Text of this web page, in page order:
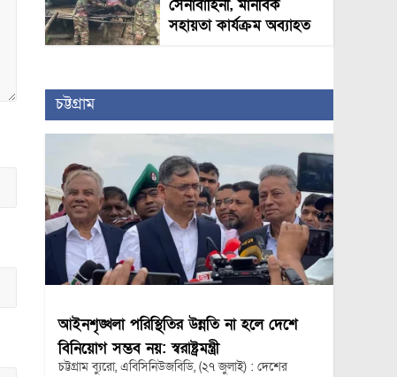
সেনাবাহিনী, মানবিক
সহায়তা কার্যক্রম অব্যাহত
চট্টগ্রাম
আইনশৃঙ্খলা পরিস্থিতির উন্নতি না হলে দেশে
বিনিয়োগ সম্ভব নয়: স্বরাষ্ট্রমন্ত্রী
চট্টগ্রাম ব্যুরো, এবিসিনিউজবিডি, (২৭ জুলাই) : দেশের